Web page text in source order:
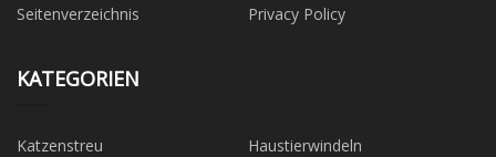
Seitenverzeichnis
Privacy Policy
KATEGORIEN
Katzenstreu
Haustierwindeln